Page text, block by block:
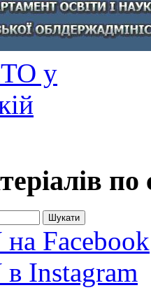
по
Facebook
Instagram